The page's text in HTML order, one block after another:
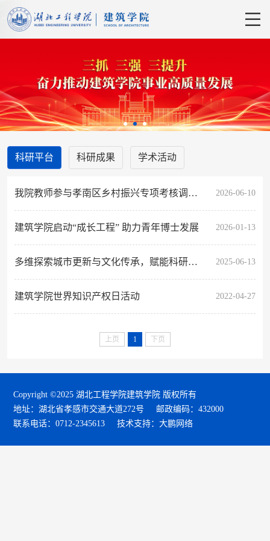
科研平台 科研成果 学术活动
我院教师参与孝南区乡村振兴专项考核调研活动 2026-06-10
建筑学院启动“成长工程” 助力青年博士发展 2026-01-13
多维探索城市更新与文化传承，赋能科研与教学创新 2025-06-13
建筑学院世界知识产权日活动 2022-04-27
上页 1 下页
Copyright ©2025 湖北工程学院建筑学院 版权所有
地址：湖北省孝感市交通大道272号
邮政编码：432000
联系电话：0712-2345613
技术支持：大鹏网络